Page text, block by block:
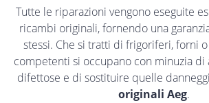
Tutte le riparazioni vengono eseguite
ricambi originali, fornendo una
stessi. Che si tratti di frigoriferi, forni
competenti si occupano con minuzia di
difettose e di sostituire quelle
originali Aeg.